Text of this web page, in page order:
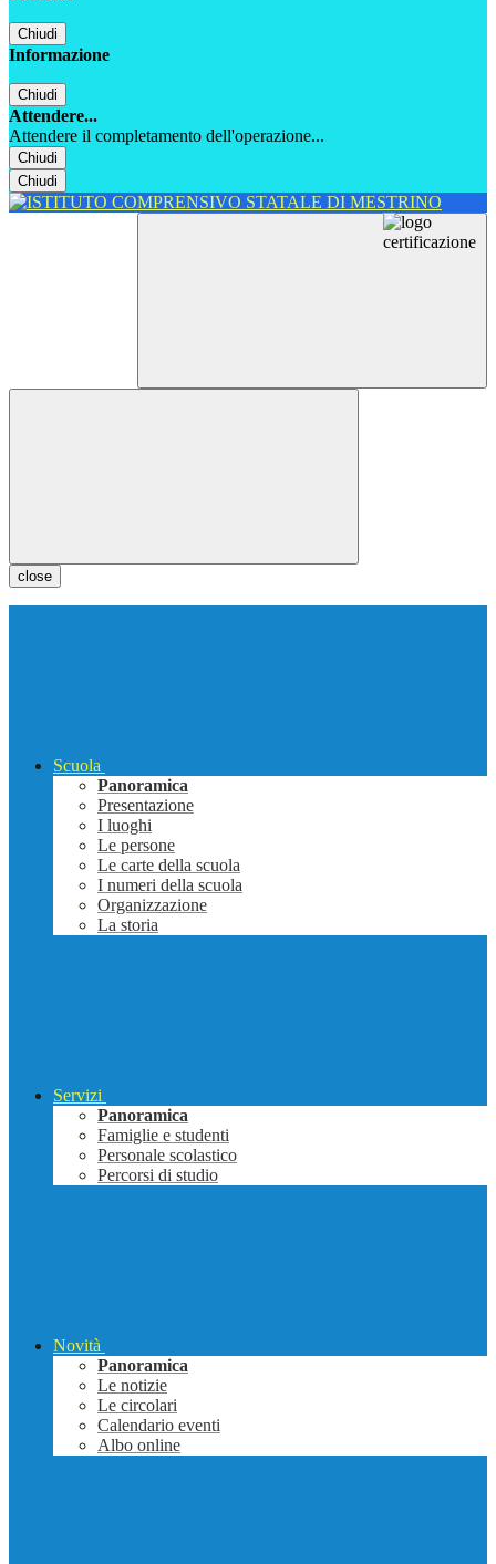
Chiudi
Informazione
Chiudi
Attendere...
Attendere il completamento dell'operazione...
Chiudi
Chiudi
close
Scuola
Panoramica
Presentazione
I luoghi
Le persone
Le carte della scuola
I numeri della scuola
Organizzazione
La storia
Servizi
Panoramica
Famiglie e studenti
Personale scolastico
Percorsi di studio
Novità
Panoramica
Le notizie
Le circolari
Calendario eventi
Albo online